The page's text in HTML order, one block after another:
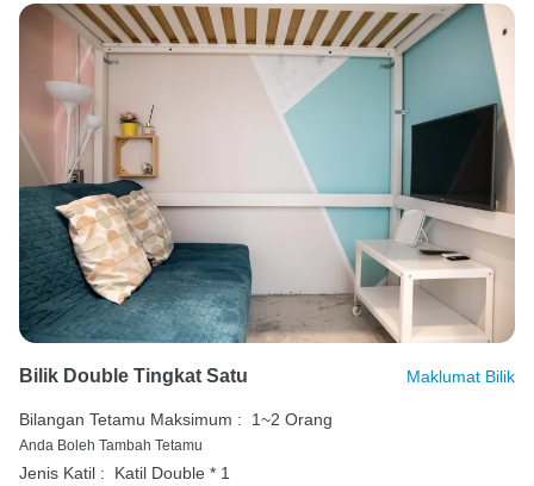
Bilik Double Tingkat Satu Maklumat Bilik
Bilangan Tetamu Maksimum : 1~2 Orang
Anda Boleh Tambah Tetamu
Jenis Katil :
Katil Double * 1